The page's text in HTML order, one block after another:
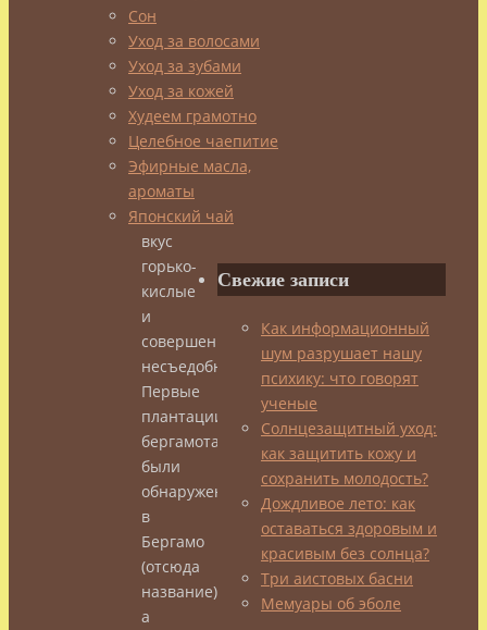
очень
ароматными
цветами.
Плоды,
гибрид
лимона
и
померанца,
на
вкус
горько-
кислые
и
совершенно
несъедобны.
Первые
плантации
бергамота
были
обнаружены
в
Бергамо
(отсюда
название),
а
Сон
Уход за волосами
Уход за зубами
Уход за кожей
Худеем грамотно
Целебное чаепитие
Эфирные масла,
ароматы
Японский чай
Свежие записи
Как информационный
шум разрушает нашу
психику: что говорят
ученые
Солнцезащитный уход:
как защитить кожу и
сохранить молодость?
Дождливое лето: как
оставаться здоровым и
красивым без солнца?
Три аистовых басни
Мемуары об эболе